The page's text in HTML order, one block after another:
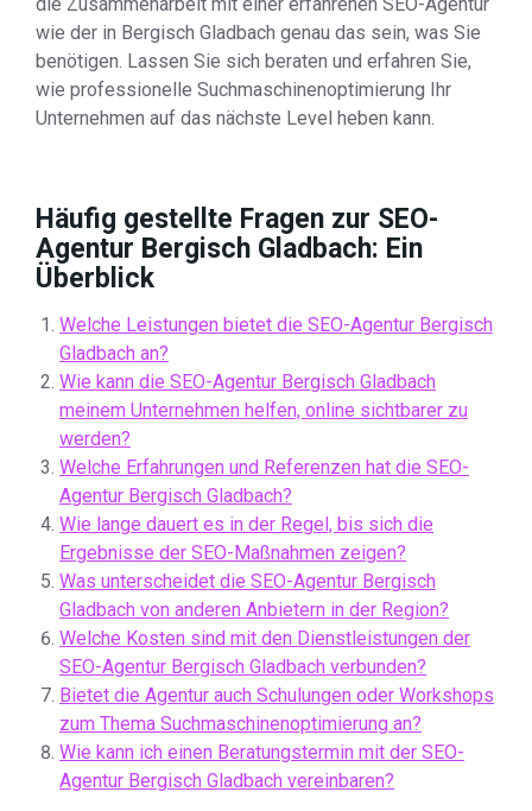
wie der in Bergisch Gladbach genau das sein, was Sie
benötigen. Lassen Sie sich beraten und erfahren Sie,
wie professionelle Suchmaschinenoptimierung Ihr
Unternehmen auf das nächste Level heben kann.
Häufig gestellte Fragen zur SEO-
Agentur Bergisch Gladbach: Ein
Überblick
Welche Leistungen bietet die SEO-Agentur Bergisch
Gladbach an?
Wie kann die SEO-Agentur Bergisch Gladbach
meinem Unternehmen helfen, online sichtbarer zu
werden?
Welche Erfahrungen und Referenzen hat die SEO-
Agentur Bergisch Gladbach?
Wie lange dauert es in der Regel, bis sich die
Ergebnisse der SEO-Maßnahmen zeigen?
Was unterscheidet die SEO-Agentur Bergisch
Gladbach von anderen Anbietern in der Region?
Welche Kosten sind mit den Dienstleistungen der
SEO-Agentur Bergisch Gladbach verbunden?
Bietet die Agentur auch Schulungen oder Workshops
zum Thema Suchmaschinenoptimierung an?
Wie kann ich einen Beratungstermin mit der SEO-
Agentur Bergisch Gladbach vereinbaren?